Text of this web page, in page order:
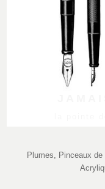
Plumes, Pinceaux